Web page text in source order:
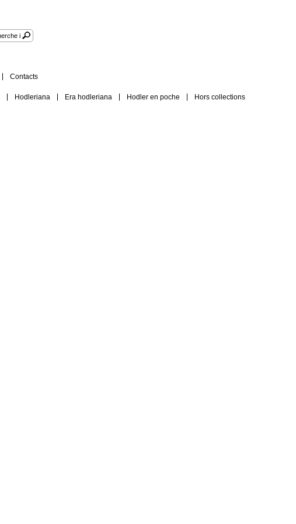
Hodleriana Era hodleriana Hodler en poche Hors collections
Contacts